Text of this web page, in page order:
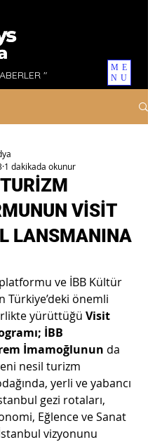
ME
NU
"
VİSİT
LANSMANINA
1 dakikada okunur
ve İBB Kültür
Türkiye’deki önemli
yürüttüğü Visit
İBB
İmamoğlunun da
nesil turizm
yerli ve yabancı
gezi rotaları,
Eğlence ve Sanat
vizyonunu